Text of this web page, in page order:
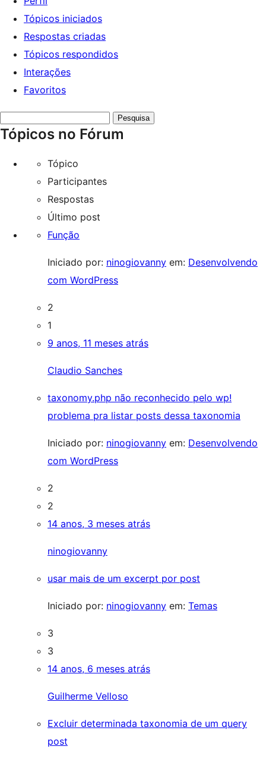
Tópicos iniciados
Respostas criadas
Tópicos respondidos
Interações
Favoritos
tópicos:
Tópicos no Fórum
Tópico
Participantes
Respostas
Último post
Função
Iniciado por: ninogiovanny em: Desenvolvendo
com WordPress
2
1
9 anos, 11 meses atrás
Claudio Sanches
taxonomy.php não reconhecido pelo wp!
problema pra listar posts dessa taxonomia
Iniciado por: ninogiovanny em: Desenvolvendo
com WordPress
2
2
14 anos, 3 meses atrás
ninogiovanny
usar mais de um excerpt por post
Iniciado por: ninogiovanny em: Temas
3
3
14 anos, 6 meses atrás
Guilherme Velloso
Excluir determinada taxonomia de um query
post